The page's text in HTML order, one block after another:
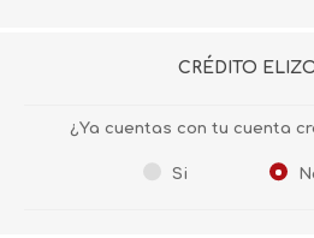
CRÉDITO
¿Ya cuentas con tu cuenta
Si